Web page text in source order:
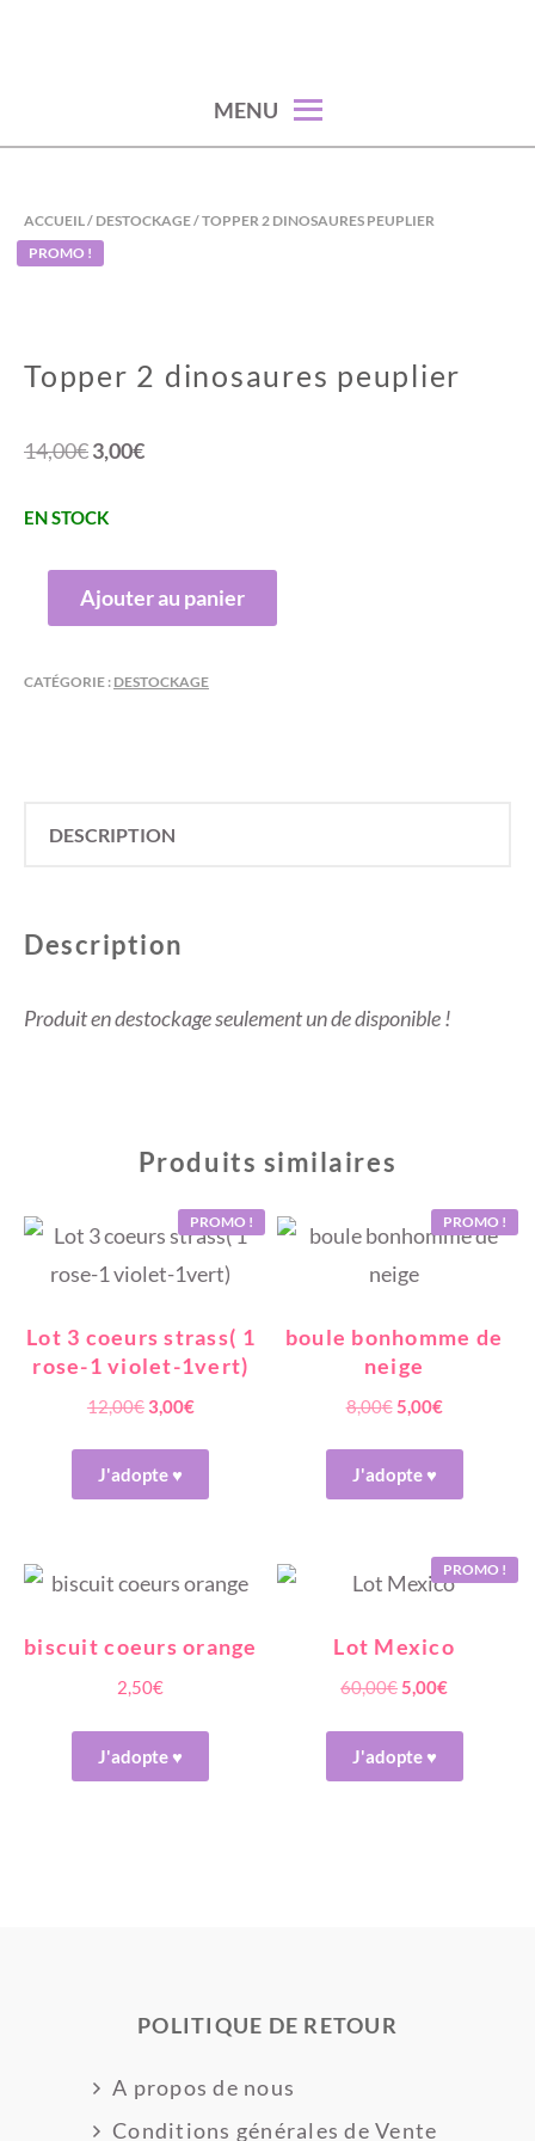
MENU
ACCUEIL/ DESTOCKAGE/ TOPPER 2 DINOSAURES PEUPLIER
PROMO !
Topper 2 dinosaures peuplier
14,00€Le
initial
était :
14,00€.
3,00€Le
est :
3,00€.
EN STOCK
2
Ajouter au panier
CATÉGORIE : DESTOCKAGE
DESCRIPTION
Description
Produit en destockage seulement un de disponible !
Produits similaires
PROMO !
Lot 3 coeurs strass( 1
rose-1 violet-1vert)
12,00€ Le
initial
était :
3,00€Le
est :
J'adopte ♥
PROMO !
boule bonhomme de
neige
8,00€ Le
initial
était :
5,00€Le
est :
J'adopte ♥
biscuit coeurs orange
2,50€
J'adopte ♥
PROMO !
Lot Mexico
60,00€ Le
initial
était :
5,00€Le
est :
J'adopte ♥
POLITIQUE DE RETOUR
A propos de nous
Conditions générales de Vente